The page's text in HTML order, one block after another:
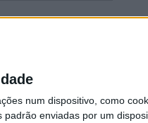
num dispositivo, como
enviadas por um
ser os melhores lusos
lugar